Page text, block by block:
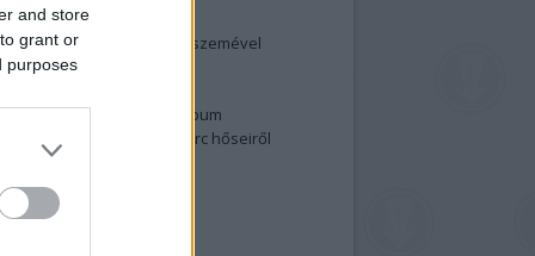
and store
grant or
purposes
és anatómia
egy holland fotós szemével
fotók 2015-ből
a nagy meztelen album
meg a 48-as szabadságharc hőseiről
fotókat!
feliratkozás